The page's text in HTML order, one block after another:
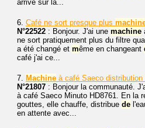
arrive sur la...
6. Café ne sort presque plus
N°22522 : Bonjour. J'ai une machine
ne sort pratiquement plus du filtre
a été changé et même en changeant
café j'ai ce...
7. Machine à café Saeco distribution
N°21807 : Bonjour la communauté.
à café Saeco Minuto HD8761. En la
gouttes, elle chauffe, distribue de
en attente avec...